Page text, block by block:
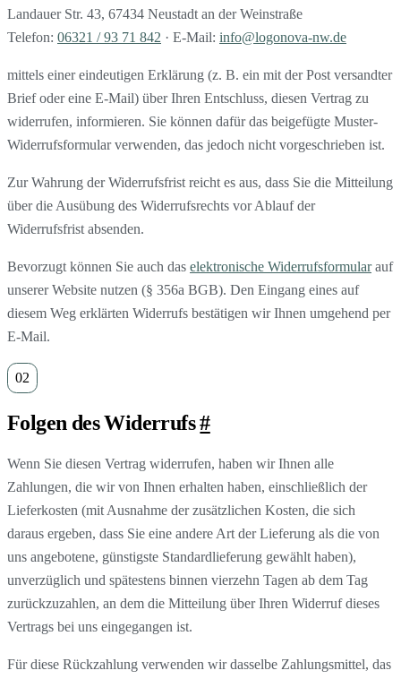
Landauer Str. 43, 67434 Neustadt an der Weinstraße
Telefon: 06321 / 93 71 842 · E-Mail: info@logonova-nw.de
mittels einer eindeutigen Erklärung (z. B. ein mit der Post versandter
Brief oder eine E-Mail) über Ihren Entschluss, diesen Vertrag zu
widerrufen, informieren. Sie können dafür das beigefügte Muster-
Widerrufsformular verwenden, das jedoch nicht vorgeschrieben ist.
Zur Wahrung der Widerrufsfrist reicht es aus, dass Sie die Mitteilung
über die Ausübung des Widerrufsrechts vor Ablauf der
Widerrufsfrist absenden.
Bevorzugt können Sie auch das elektronische Widerrufsformularauf
unserer Website nutzen (§ 356a BGB). Den Eingang eines auf
diesem Weg erklärten Widerrufs bestätigen wir Ihnen umgehend per
E-Mail.
Folgen des Widerrufs#
Wenn Sie diesen Vertrag widerrufen, haben wir Ihnen alle
Zahlungen, die wir von Ihnen erhalten haben, einschließlich der
Lieferkosten (mit Ausnahme der zusätzlichen Kosten, die sich
daraus ergeben, dass Sie eine andere Art der Lieferung als die von
uns angebotene, günstigste Standardlieferung gewählt haben),
unverzüglich und spätestens binnen vierzehn Tagen ab dem Tag
zurückzuzahlen, an dem die Mitteilung über Ihren Widerruf dieses
Vertrags bei uns eingegangen ist.
Für diese Rückzahlung verwenden wir dasselbe Zahlungsmittel, das